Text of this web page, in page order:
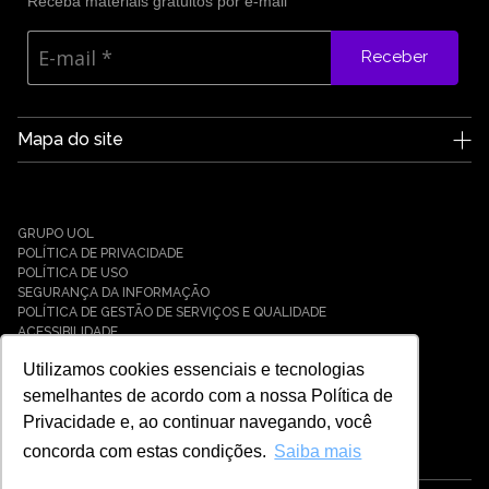
Utilizamos cookies essenciais e tecnologias
semelhantes de acordo com a nossa Política de
Privacidade e, ao continuar navegando, você
concorda com estas condições. Saiba mais
Receber
Mapa do site
Notícias
Parceiros
Cases
Soluções
Cyber Resilience
Cyber Governance
Hybrid Cloud & Infrastructure
Payment Solutions
GRUPO UOL
POLÍTICA DE PRIVACIDADE
POLÍTICA DE USO
SEGURANÇA DA INFORMAÇÃO
POLÍTICA DE GESTÃO DE SERVIÇOS E QUALIDADE
ACESSIBILIDADE